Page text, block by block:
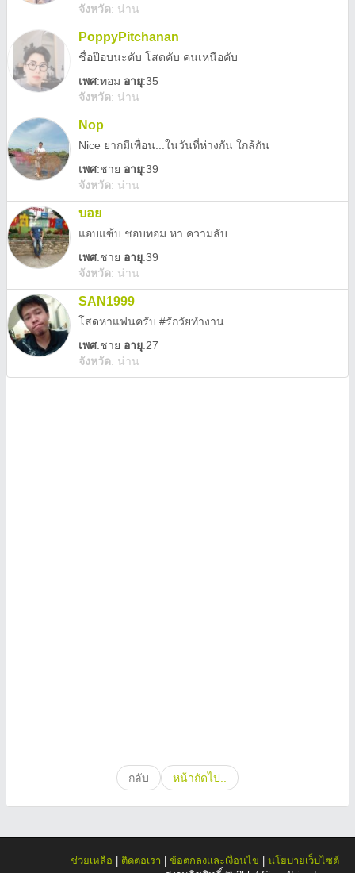
จังหวัด: น่าน
PoppyPitchanan
ชื่อป๊อบนะคับ โสดคับ คนเหนือคับ
เพศ:ทอม อายุ:35
จังหวัด: น่าน
Nop
Nice ยากมีเพื่อน...ในวันที่ห่างกัน ใกล้กัน
เพศ:ชาย อายุ:39
จังหวัด: น่าน
บอย
แอบแซ้บ ชอบทอม หา ความลับ
เพศ:ชาย อายุ:39
จังหวัด: น่าน
SAN1999
โสดหาแฟนครับ #รักวัยทำงาน
เพศ:ชาย อายุ:27
จังหวัด: น่าน
กลับ หน้าถัดไป..
ช่วยเหลือ ติดต่อเรา ข้อตกลงและเงื่อนไข
นโยบายเว็บไซต์